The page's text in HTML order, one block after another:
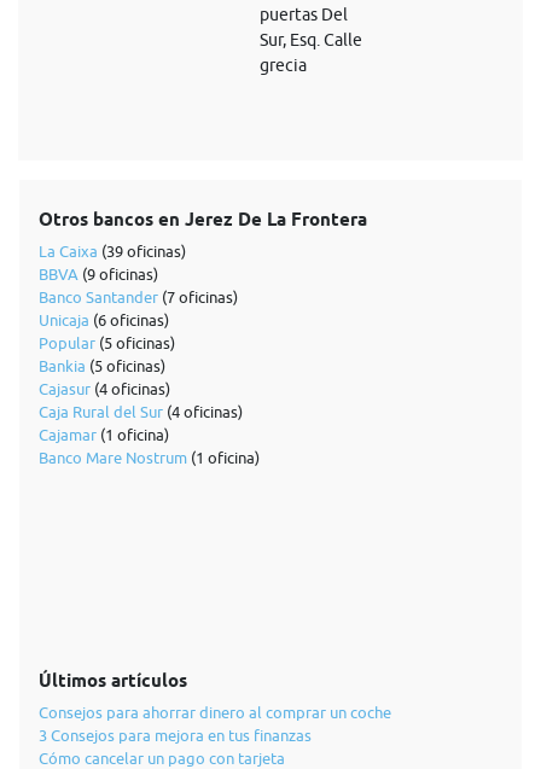
puertas Del
Sur, Esq. Calle
grecia
Otros bancos en Jerez De La Frontera
La Caixa (39 oficinas)
BBVA (9 oficinas)
Banco Santander (7 oficinas)
Unicaja (6 oficinas)
Popular (5 oficinas)
Bankia (5 oficinas)
Cajasur (4 oficinas)
Caja Rural del Sur (4 oficinas)
Cajamar (1 oficina)
Banco Mare Nostrum (1 oficina)
Últimos artículos
Consejos para ahorrar dinero al comprar un coche
3 Consejos para mejora en tus finanzas
Cómo cancelar un pago con tarjeta